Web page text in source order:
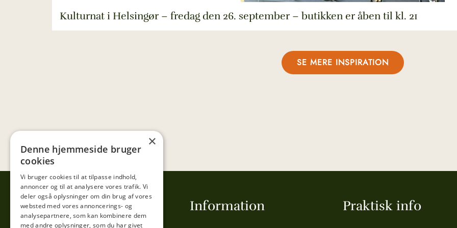
Kulturnat i Helsingør – fredag den 26. september – butikken er åben til kl. 21
SE MERE INSPIRATION
Tibberup Høkeren Information Praktisk info
×
Denne hjemmeside bruger
cookies
Vi bruger cookies til at tilpasse indhold,
annoncer og til at analysere vores trafik. Vi
deler også oplysninger om din brug af vores
websted med vores annoncerings- og
analysepartnere, som kan kombinere dem
med andre oplysninger, som du har givet